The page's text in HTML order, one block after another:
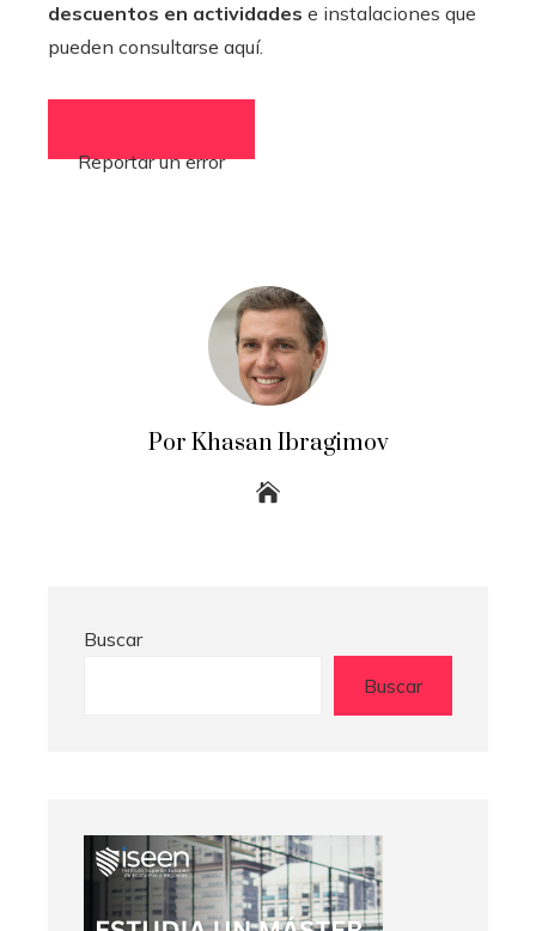
descuentos en actividades e instalaciones que
pueden consultarse aquí.
Reportar un error
Por Khasan Ibragimov
Buscar
Buscar